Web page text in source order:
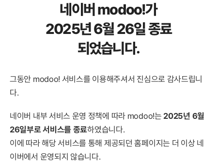
네이버 modoo!가
2025년 6월 26일 종료
되었습니다.
그동안 modoo! 서비스를 이용해주셔서 진심으로 감사드립니
다.
네이버 내부 서비스 운영 정책에 따라 modoo!는 2025년 6월
26일부로 서비스를 종료하였습니다.
이에 따라 해당 서비스를 통해 제공되던 홈페이지는 더 이상 네
이버에서 운영되지 않습니다.